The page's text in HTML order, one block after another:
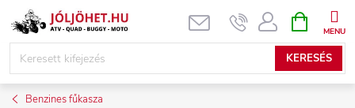
Ugrás
KERESÉS
KOSÁR
Benzines fűkasza